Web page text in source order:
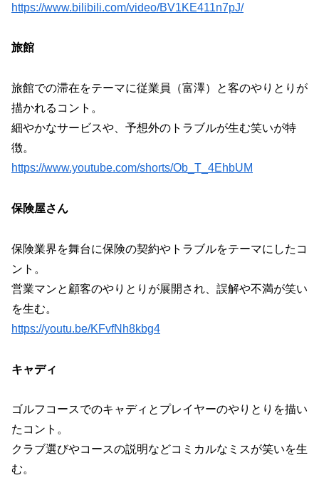
https://www.bilibili.com/video/BV1KE411n7pJ/
旅館
旅館での滞在をテーマに従業員（富澤）と客のやりとりが
描かれるコント。
細やかなサービスや、予想外のトラブルが生む笑いが特
徴。
https://www.youtube.com/shorts/Ob_T_4EhbUM
保険屋さん
保険業界を舞台に保険の契約やトラブルをテーマにしたコ
ント。
営業マンと顧客のやりとりが展開され、誤解や不満が笑い
を生む。
https://youtu.be/KFvfNh8kbg4
キャディ
ゴルフコースでのキャディとプレイヤーのやりとりを描い
たコント。
クラブ選びやコースの説明などコミカルなミスが笑いを生
む。